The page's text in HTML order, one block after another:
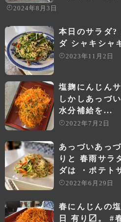
2024年8月3日
本日のサラダ?
ダ シャキシャ
2023年11月2日
塩麹にんじん
しかしあっづ
水分補給を...
2022年7月2日
あっづいあっ
りと 春雨サラ
ダは ・ポテト
2022年6月29日
春にんじんの
日 有り〼。 #